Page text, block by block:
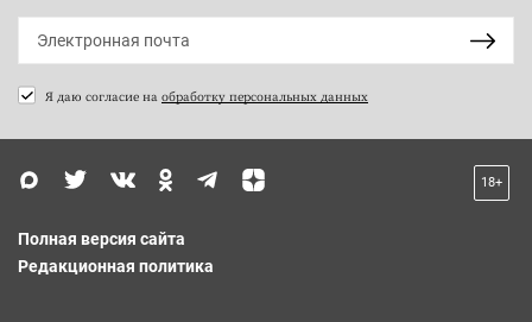
Я даю согласие на обработку персональных данных
18+
Полная версия сайта
Редакционная политика